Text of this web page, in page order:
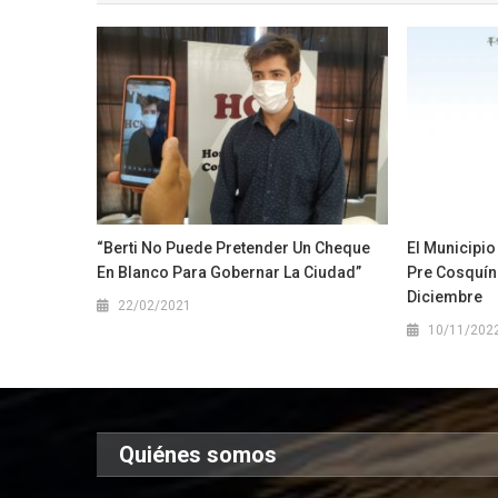
“Berti No Puede Pretender Un Cheque
En Blanco Para Gobernar La Ciudad”
22/02/2021
El
Pre
Diciembre
10/11/
Quiénes somos